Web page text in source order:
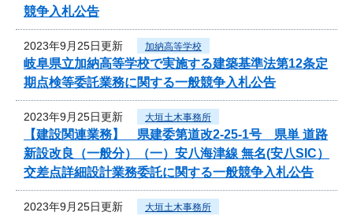
競争入札公告
2023年9月25日更新 加納高等学校
岐阜県立加納高等学校で実施する建築基準法第12条定
期点検等委託業務に関する一般競争入札公告
2023年9月25日更新 大垣土木事務所
【建設関連業務】 県建委第道改2-25-1号 県単 道路
新設改良（一般分）（一）安八海津線 無名(安八SIC）
交差点詳細設計業務委託に関する一般競争入札公告
2023年9月25日更新 大垣土木事務所